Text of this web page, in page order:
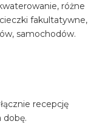
różne
fakultatywne,
samochodów.
recepcję
dobę.